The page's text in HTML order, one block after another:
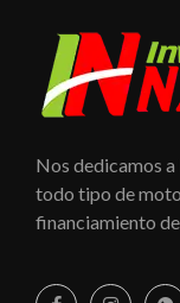
Nos dedicamos
todo tipo de
financiamiento